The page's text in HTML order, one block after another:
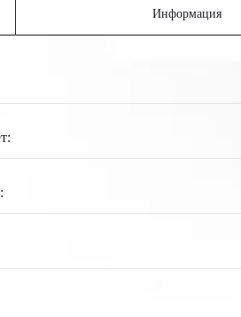
Информация